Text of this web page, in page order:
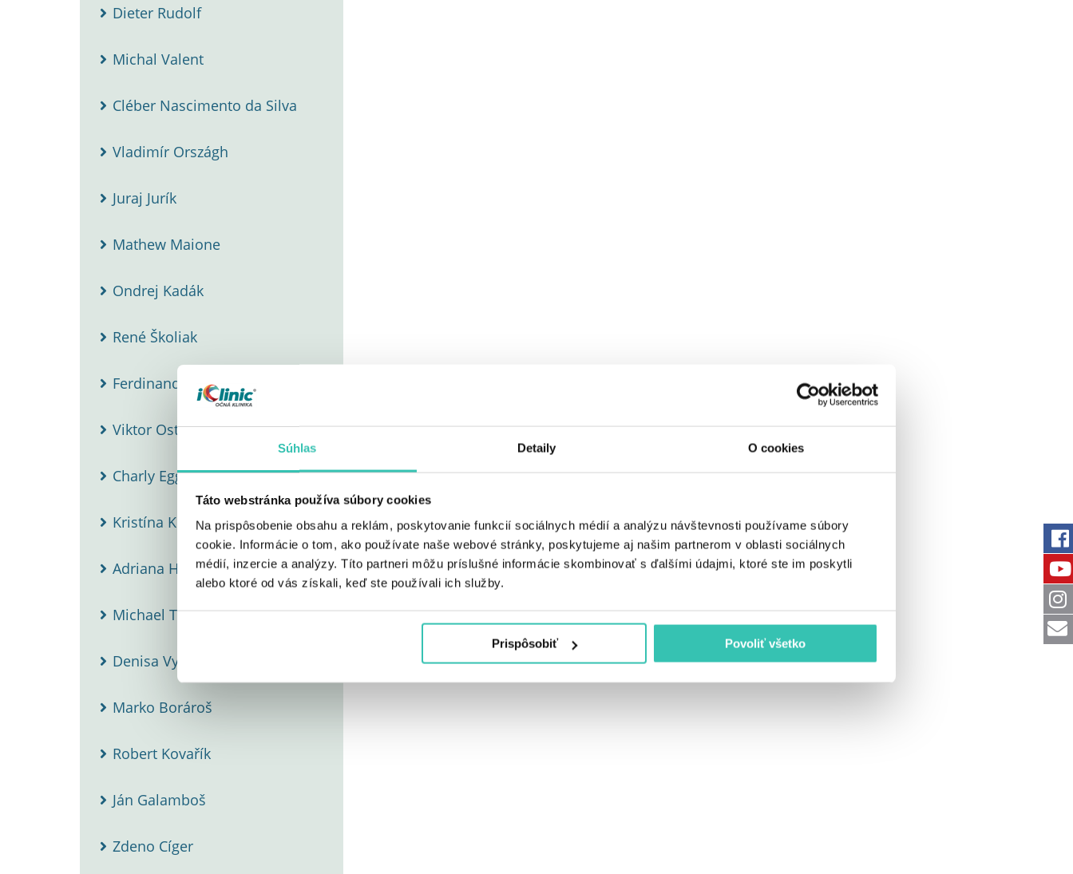
Súhlas Detaily O cookies
Táto webstránka používa súbory cookies
Na prispôsobenie obsahu a reklám, poskytovanie funkcií sociálnych médií a analýzu návštevnosti používame súbory
cookie. Informácie o tom, ako používate naše webové stránky, poskytujeme aj našim partnerom v oblasti sociálnych
médií, inzercie a analýzy. Títo partneri môžu príslušné informácie skombinovať s ďalšími údajmi, ktoré ste im poskytli
alebo ktoré od vás získali, keď ste používali ich služby.
Prispôsobiť Povoliť všetko
Dieter Rudolf
Michal Valent
Cléber Nascimento da Silva
Vladimír Országh
Juraj Jurík
Mathew Maione
Ondrej Kadák
René Školiak
Ferdinand Pollinger
Viktor Ostrovský
Charly Egger
Kristína Kučová
Adriana Hrbánová
Michael Ty Wishart
Denisa Vyšňovská
Marko Borároš
Robert Kovařík
Ján Galamboš
Zdeno Cíger